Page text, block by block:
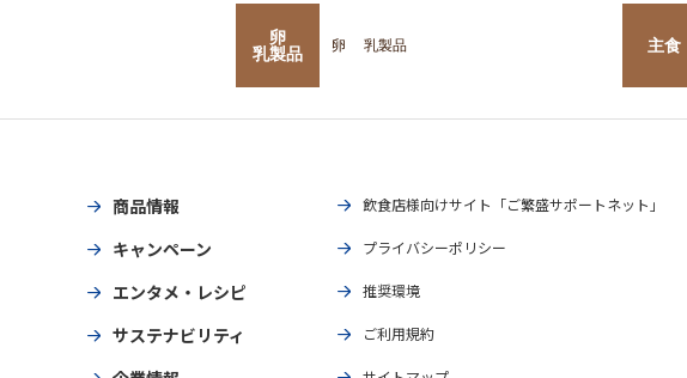
卵
乳製品
卵 乳製品 主食
商品情報
キャンペーン
エンタメ・レシピ
サステナビリティ
飲食店様向けサイト「ご繁盛サポートネット」
プライバシーポリシー
推奨環境
ご利用規約